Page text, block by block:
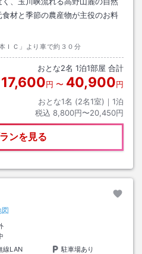
材と季節の農産物が主役のお料
ＩＣ」より車で約３０分
おとな2名 1泊1部屋 合計
17,600円 〜 40,900円
おとな1名 (2名1室)｜ 1泊
税込 8,800円〜20,450円
ンを見る
図
線LAN
駐車場あり